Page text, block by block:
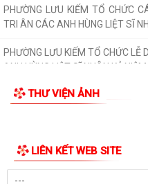
PHƯỜNG LƯU KIẾM TỔ CHỨC
TRI ÂN CÁC ANH HÙNG LIỆT SĨ
PHƯỜNG LƯU KIẾM TỔ CHỨC LỄ
ANH HÙNG LIỆT SĨ NHÂN KỶ NIỆM
QUY ĐỊNH SỐ 208-QĐ/TW VỀ THI
UBND phường Lưu Kiếm ban
THƯ VIỆN ẢNH